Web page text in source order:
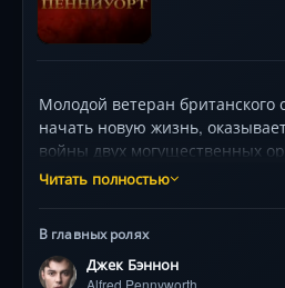
Молодой ветеран британского
начать новую жизнь,
войны двух могущественных
фашистского «Общества
миллиардера Томаса Уэйна и
журналистки Марты Кейн.
Читать полностью
В главных ролях
Джек Бэннон
Alfred Pennyworth